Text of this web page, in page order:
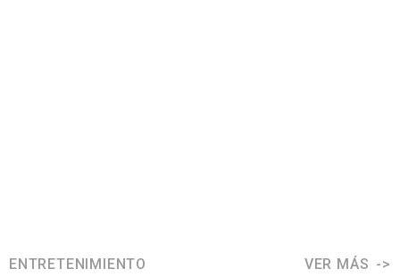
ENTRETENIMIENTO VER MÁS